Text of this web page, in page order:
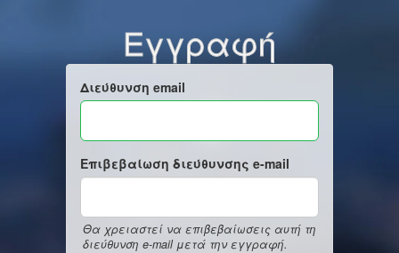
Εγγραφή
Διεύθυνση email
Επιβεβαίωση διεύθυνσης e-mail
Θα χρειαστεί να επιβεβαίωσεις αυτή τη
διεύθυνση e-mail μετά την εγγραφή.